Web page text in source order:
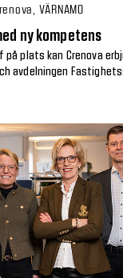
VÄRNAMO
ny kompetens
på plats kan Crenova
avdelningen